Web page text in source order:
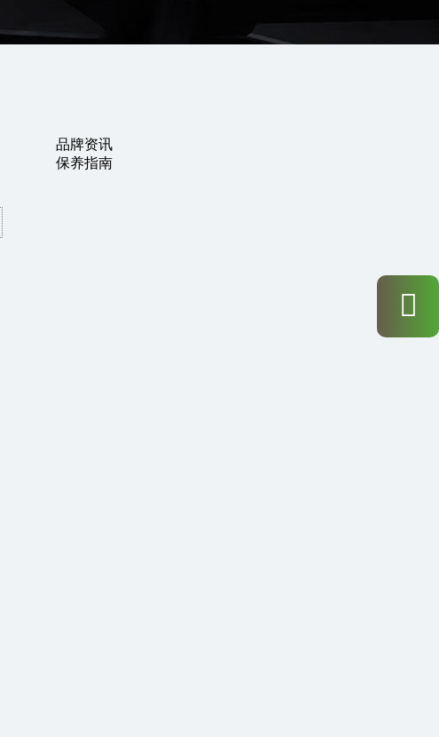
品牌资讯
保养指南